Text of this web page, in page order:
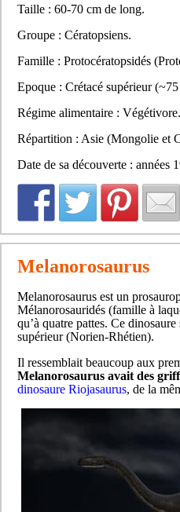
Taille : 60-70 cm de long.
Groupe : Cératopsiens.
Famille : Protocératopsidés
Epoque : Crétacé supérieur
Régime alimentaire : Végétivore.
Répartition : Asie (Mongolie et
Date de sa découverte : années
Melanorosaurus
Melanorosaurus est un
Mélanorosauridés (famille à
qu’à quatre pattes. Ce
supérieur (Norien-Rhétien).
Il ressemblait beaucoup aux
Melanorosaurus avait des
dinosaure Riojasaurus, de la